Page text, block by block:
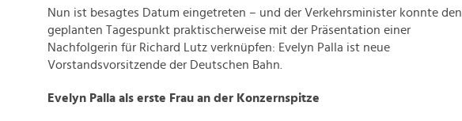
Nun ist besagtes Datum eingetreten – und der Verkehrsminister konnte den
geplanten Tagespunkt praktischerweise mit der Präsentation einer
Nachfolgerin für Richard Lutz verknüpfen: Evelyn Palla ist neue
Vorstandsvorsitzende der Deutschen Bahn.
Evelyn Palla als erste Frau an der Konzernspitze